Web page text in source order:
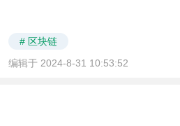
# 区块链
编辑于 2024-8-31 10:53:52